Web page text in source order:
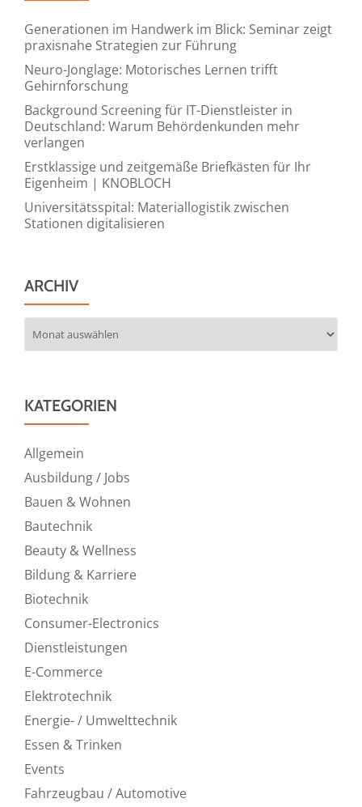
Generationen im Handwerk im Blick: Seminar zeigt
praxisnahe Strategien zur Führung
Neuro-Jonglage: Motorisches Lernen trifft
Gehirnforschung
Background Screening für IT-Dienstleister in
Deutschland: Warum Behördenkunden mehr
verlangen
Erstklassige und zeitgemäße Briefkästen für Ihr
Eigenheim | KNOBLOCH
Universitätsspital: Materiallogistik zwischen
Stationen digitalisieren
ARCHIV
KATEGORIEN
Allgemein
Ausbildung / Jobs
Bauen & Wohnen
Bautechnik
Beauty & Wellness
Bildung & Karriere
Biotechnik
Consumer-Electronics
Dienstleistungen
E-Commerce
Elektrotechnik
Energie- / Umwelttechnik
Essen & Trinken
Events
Fahrzeugbau / Automotive